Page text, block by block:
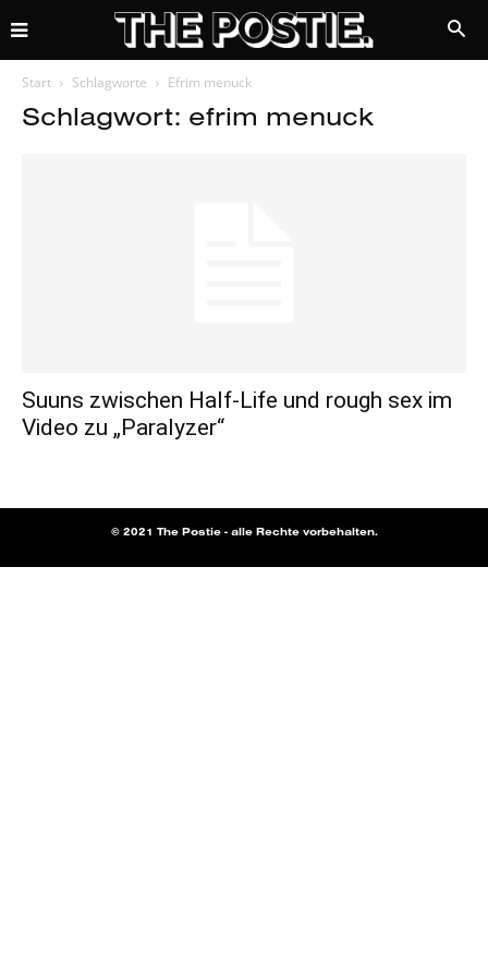
Start Schlagworte Efrim menuck
Schlagwort: efrim menuck
Suuns zwischen Half-Life und rough sex im
Video zu „Paralyzer“
© 2021 The Postie - alle Rechte vorbehalten.